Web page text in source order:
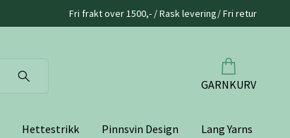
Fri frakt over 1500,- / Rask levering/ Fri retur
GARNKURV
Hettestrikk Pinnsvin Design
Lang Yarns